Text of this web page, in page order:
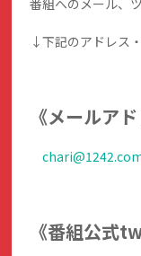
↓下記のアドレス
《メールアド
《番組公式